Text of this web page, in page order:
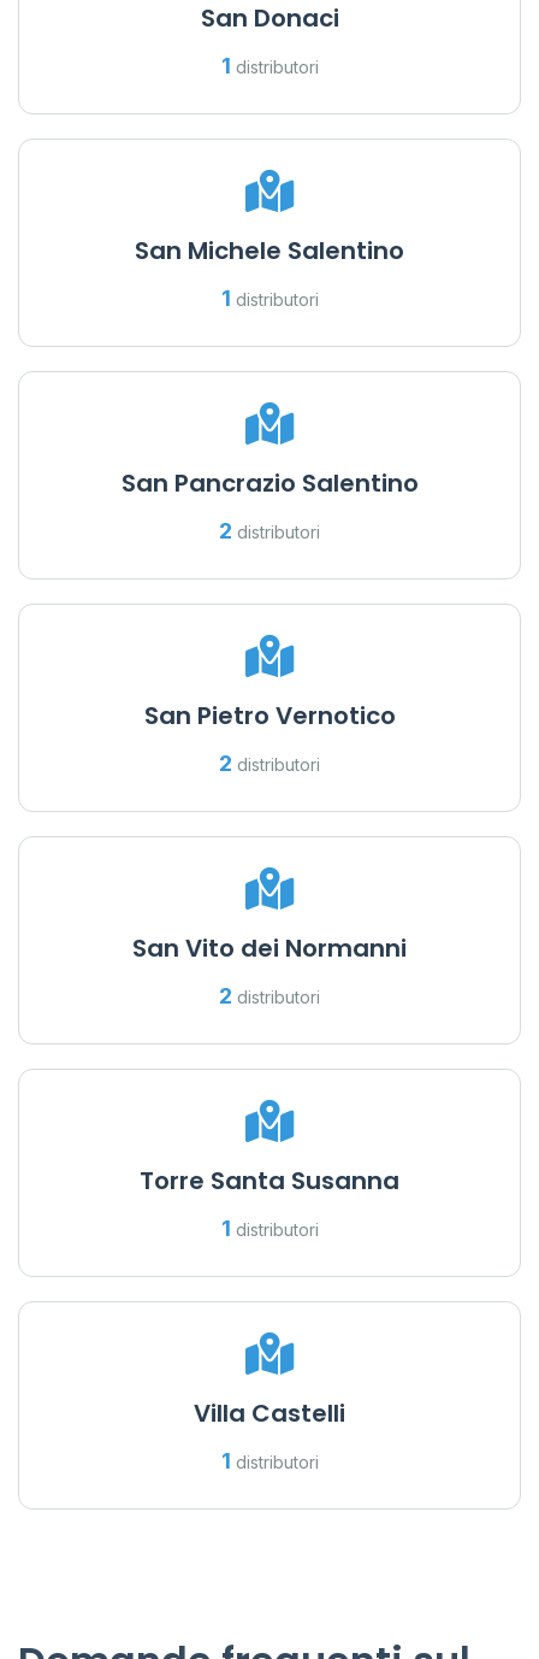
San Donaci
1 distributori
San Michele Salentino
1 distributori
San Pancrazio Salentino
2 distributori
San Pietro Vernotico
2 distributori
San Vito dei Normanni
2 distributori
Torre Santa Susanna
1 distributori
Villa Castelli
1 distributori